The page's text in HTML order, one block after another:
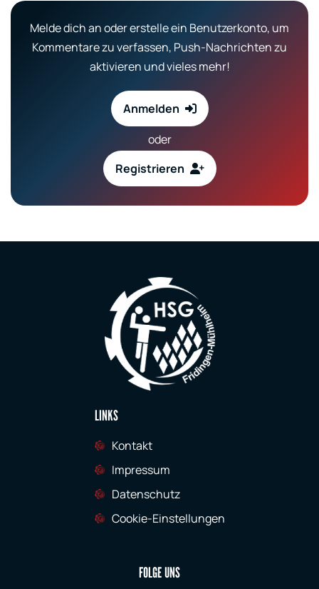
Melde dich an oder erstelle ein Benutzerkonto, um
Kommentare zu verfassen, Push-Nachrichten zu
aktivieren und vieles mehr!
Anmelden
oder
Registrieren
LINKS
Kontakt
Impressum
Datenschutz
Cookie-Einstellungen
FOLGE UNS